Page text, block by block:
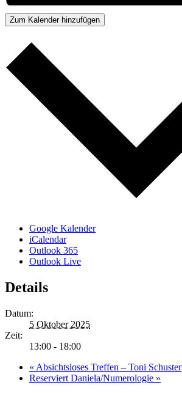
Zum Kalender hinzufügen
Google Kalender
iCalendar
Outlook 365
Outlook Live
Details
Datum:
5 Oktober 2025
Zeit:
13:00 - 18:00
« Absichtsloses Treffen – Toni Schuster
Reserviert Daniela/Numerologie »